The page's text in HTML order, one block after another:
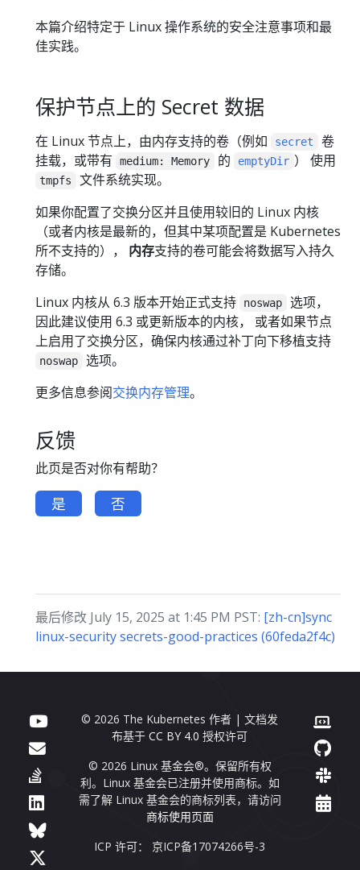
本篇介绍特定于 Linux 操作系统的安全注意事项和最
佳实践。
保护节点上的 Secret 数据
在 Linux 节点上，由内存支持的卷（例如 secret
卷
挂载，或带有
medium: Memory 的 emptyDir ） 使用
tmpfs
文件系统实现。
如果你配置了交换分区并且使用较旧的 Linux 内核
（或者内核是最新的，但其中某项配置是 Kubernetes
所不支持的）， 内存支持的卷可能会将数据写入持久
存储。
Linux 内核从 6.3 版本开始正式支持
noswap
选项，
因此建议使用 6.3 或更新版本的内核， 或者如果节点
上启用了交换分区，确保内核通过补丁向下移植支持
noswap
选项。
更多信息参阅交换内存管理。
反馈
此页是否对你有帮助？
是 否
最后修改 July 15, 2025 at 1:45 PM PST: [zh-cn]sync
linux-security secrets-good-practices (60feda2f4c)
© 2026 The Kubernetes 作者 | 文档发
布基于CC BY 4.0 授权许可
© 2026 Linux 基金会®。保留所有权
利。Linux 基金会已注册并使用商标。如
需了解 Linux 基金会的商标列表，请访问
商标使用页面
ICP 许可： 京ICP备17074266号-3